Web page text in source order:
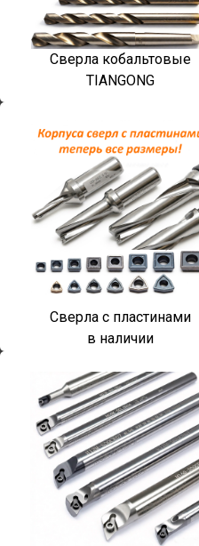
Сверла кобальтовые
TIANGONG
Сверла с пластинами
в наличии